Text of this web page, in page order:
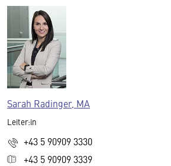
Sarah Radinger, MA
Leiter:in
+43 5 90909 3330
+43 5 90909 3339